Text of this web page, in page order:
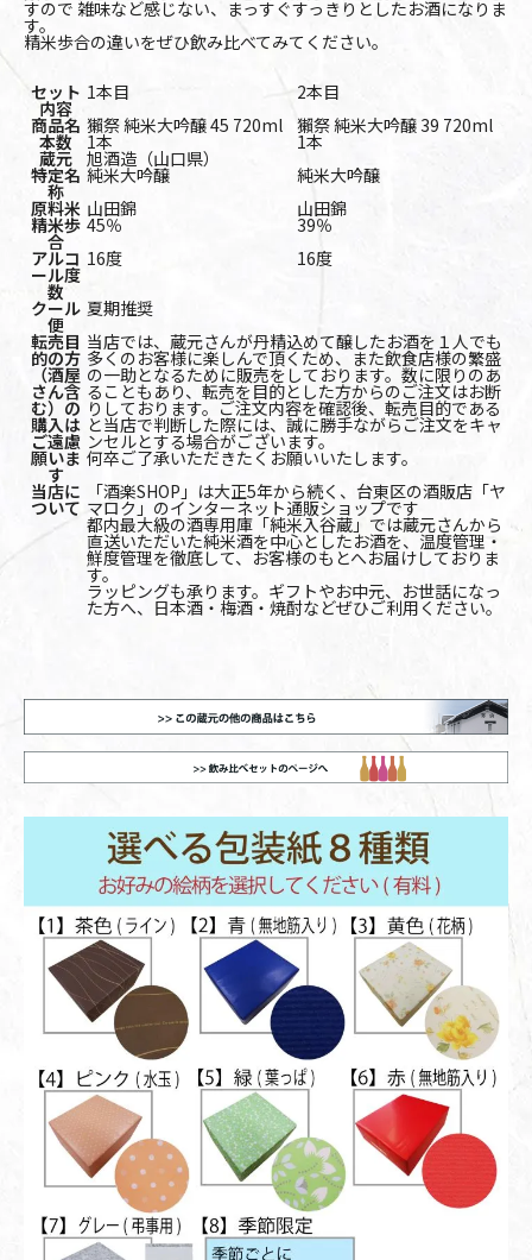
すので 雑味など感じない、まっすぐすっきりとしたお酒になりま
す。
精米歩合の違いをぜひ飲み比べてみてください。
セット
内容
1本目
2本目
商品名 獺祭 純米大吟醸 45 720ml 獺祭 純米大吟醸 39 720ml
本数 1本 1本
蔵元 旭酒造（山口県）
特定名
称
純米大吟醸
純米大吟醸
原料米 山田錦 山田錦
精米歩
合
45％
39％
アルコ
ール度
数
16度 16度
クール
便
夏期推奨
転売目
的の方
（酒屋
さん含
む）の
購入は
ご遠慮
願いま
す
当店では、蔵元さんが丹精込めて醸したお酒を１人でも
多くのお客様に楽しんで頂くため、また飲食店様の繁盛
の一助となるために販売をしております。数に限りのあ
ることもあり、転売を目的とした方からのご注文はお断
りしております。ご注文内容を確認後、転売目的である
と当店で判断した際には、誠に勝手ながらご注文をキャ
ンセルとする場合がございます。
何卒ご了承いただきたくお願いいたします。
当店に
ついて
「酒楽SHOP」は大正5年から続く、台東区の酒販店「ヤ
マロク」のインターネット通販ショップです
都内最大級の酒専用庫「純米入谷蔵」では蔵元さんから
直送いただいた純米酒を中心としたお酒を、温度管理・
鮮度管理を徹底して、お客様のもとへお届けしておりま
す。
ラッピングも承ります。ギフトやお中元、お世話になっ
た方へ、日本酒・梅酒・焼酎などぜひご利用ください。